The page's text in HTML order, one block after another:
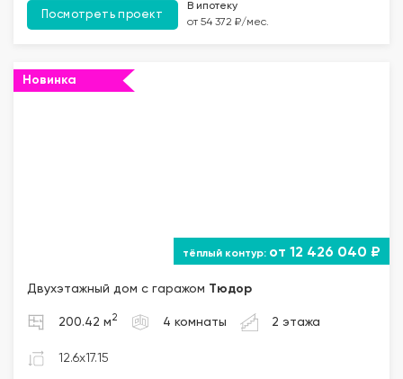
Посмотреть проект
В ипотеку
от 54 372 ₽/мес.
Новинка
от 12 426 040 ₽
Двухэтажный дом с гаражом Тюдор
200.42 м 2 4 комнаты 2 этажа
12.6x17.15